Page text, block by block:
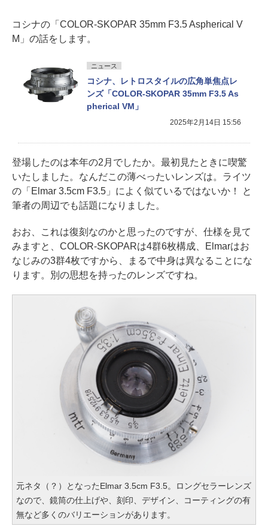
コシナの「COLOR-SKOPAR 35mm F3.5 Aspherical V
M」の話をします。
ニュース
コシナ、レトロスタイルの広角単焦点レ
ンズ「COLOR-SKOPAR 35mm F3.5 As
pherical VM」
2025年2月14日 15:56
登場したのは本年の2月でしたか。最初見たときに喫驚
いたしました。なんだこの薄べったいレンズは。ライツ
の「Elmar 3.5cm F3.5」によく似ているではないか！ と
筆者の周辺でも話題になりました。
おお、これは復刻なのかと思ったのですが、仕様を見て
みますと、COLOR-SKOPARは4群6枚構成、Elmarはお
なじみの3群4枚ですから、まるで中身は異なることにな
ります。別の思想を持ったのレンズですね。
元ネタ（？）となったElmar 3.5cm F3.5。ロングセラーレンズ
なので、鏡筒の仕上げや、刻印、デザイン、コーティングの有
無など多くのバリエーションがあります。